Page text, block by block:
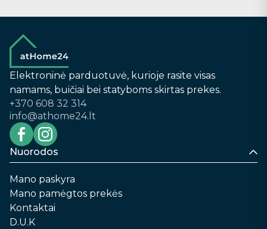
Elektroninė parduotuvė, kurioje rasite visas
namams, buičiai bei statyboms skirtas prekes.
+370 608 32 314
info@athome24.lt
Nuorodos
Mano paskyra
Mano pamėgtos prekės
Kontaktai
D.U.K